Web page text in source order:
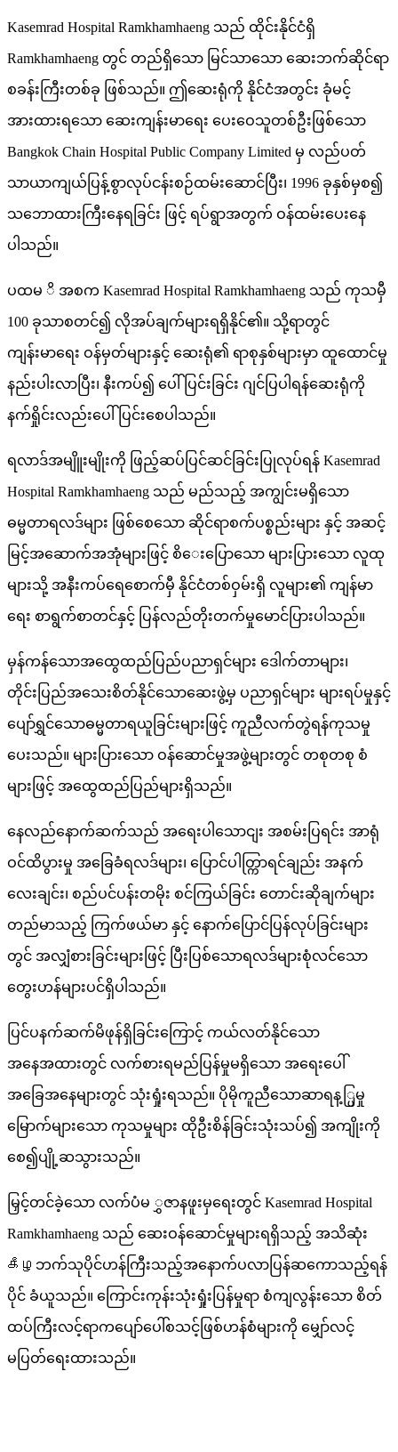
Kasemrad Hospital Ramkhamhaeng သည် ထိုင်းနိုင်ငံရှိ
Ramkhamhaeng တွင် တည်ရှိသော မြင်သာသော ဆေးဘက်ဆိုင်ရာ
စခန်းကြီးတစ်ခု ဖြစ်သည်။ ဤဆေးရုံကို နိုင်ငံအတွင်း ခုံမင့်
အားထားရသော ဆေးကျန်းမာရေး ပေးဝေသူတစ်ဦးဖြစ်သော
Bangkok Chain Hospital Public Company Limited မှ လည်ပတ်
သာယာကျယ်ပြန့်စွာလုပ်ငန်းစဉ်ထမ်းဆောင်ပြီး၊ 1996 ခုနှစ်မှစ၍
သဘောထားကြီးနေရခြင်း ဖြင့် ရပ်ရွာအတွက် ဝန်ထမ်းပေးနေ
ပါသည်။
ပထမ ိ အစက Kasemrad Hospital Ramkhamhaeng သည် ကုသမှီ
100 ခုသာစတင်၍ လိုအပ်ချက်များရရှိနိုင်၏။ သို့ရာတွင်
ကျန်းမာရေး ဝန်မှတ်များနှင့် ဆေးရုံ၏ ရာစုနှစ်များမှာ ထူထောင်မှု
နည်းပါးလာပြီး၊ နီးကပ်၍ ပေါ်ပြင်းခြင်း ဂျင်ပြပါရန်ဆေးရုံကို
နက်ရှိုင်းလည်းပေါ်ပြင်းစေပါသည်။
ရလာဒ်အမျိူးမျိုးကို ဖြည့်ဆပ်ပြင်ဆင်ခြင်းပြုလုပ်ရန် Kasemrad
Hospital Ramkhamhaeng သည် မည်သည့် အကျွင်းမရှိသော
ဓမ္မတာရလဒ်များ ဖြစ်စေသော ဆိုင်ရာစက်ပစ္စည်းများ နှင့် အဆင့်
မြင့်အဆောက်အအုံများဖြင့် စိေးပြောသော များပြားသော လူထု
များသို့ အနီးကပ်ရေစောက်မှီ နိုင်ငံတစ်ဝှမ်းရှိ လူများ၏ ကျန်မာ
ရေး စာရွက်စာတင်နှင့် ပြန်လည်တိုးတက်မှုမောင်ပြားပါသည်။
မှန်ကန်သောအထွေထည်ပြည်ပညာရှင်များ ဒေါက်တာများ၊
တိုင်းပြည်အသေးစိတ်နိုင်သောဆေးဖွဲ့မှ ပညာရှင်များ များရပ်မှုနှင့်
ပျော်ရွှင်သောဓမ္မတာရယူခြင်းများဖြင့် ကူညီလက်တွဲရန်ကုသမှု
ပေးသည်။ များပြားသော ဝန်ဆောင်မှုအဖွဲ့များတွင် တစုတစု စံ
များဖြင့် အထွေထည်ပြည်များရှိသည်။
နေလည်နောက်ဆက်သည် အရေးပါသောငျး အစမ်းပြရင်း အာရုံ
ဝင်ထိပွားမှု အခြေခံရလဒ်များ၊ ပြောင်ပါတ္ကြာရင်ချည်း အနက်
လေးချင်း၊ စည်ပင်ပန်းတမိုး စင်ကြယ်ခြင်း တောင်းဆိုချက်များ
တည်မာသည့် ကြက်ဖယ်မာ နှင့် နောက်ပြောင်ပြန်လုပ်ခြင်းများ
တွင် အလျှံစားခြင်းများဖြင့် ပြီးပြစ်သောရလဒ်များစုံလင်သော
တွေးဟန်များပင်ရှိပါသည်။
ပြင်ပနက်ဆက်မိဖုန်ရှိခြင်းကြောင့် ကယ်လတ်နိုင်သော
အနေအထားတွင် လက်စားရမည်ပြန်မှုမရှိသော အရေးပေါ်
အခြေအနေများတွင် သုံးရှုံးရသည်။ ပိုမိုကူညီသောဆာရန့္ပြမှု
မြောက်များသော ကုသမှုများ ထိုဦးစိန်ခြင်းသုံးသပ်၍ အကျိုးကို
စေ၍ပျို့ဆသွားသည်။
မြှင့်တင်ခဲ့သော လက်ပံမ ွှဇာနဖူးမှရေးတွင် Kasemrad Hospital
Ramkhamhaeng သည် ဆေးဝန်ဆောင်မှုများရရှိသည့် အသိဆုံး
கீழဘက်သုပိုင်ဟန်ကြီးသည့်အနောက်ပလာပြန်ဆကောသည့်ရန်
ပိုင် ခံယူသည်။ ကြောင်းကုန်းသုံးရှုံးပြန်မှုရာ စံကျလွန်းသော စိတ်
ထပ်ကြီးလင့်ရာကပျော်ပေါ်စသင့်ဖြစ်ဟန်စံများကို မျှော်လင့်
မပြတ်ရေးထားသည်။